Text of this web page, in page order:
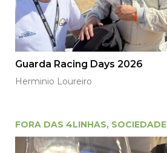
Guarda Racing Days 2026
Herminio Loureiro
FORA DAS 4LINHAS, SOCIEDADE